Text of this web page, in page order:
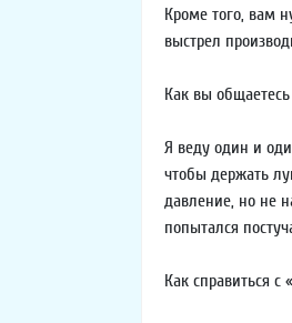
Кроме того, вам
выстрел
Как вы
Я веду один и
чтобы держать
давление, но не
попытался
Как справиться с